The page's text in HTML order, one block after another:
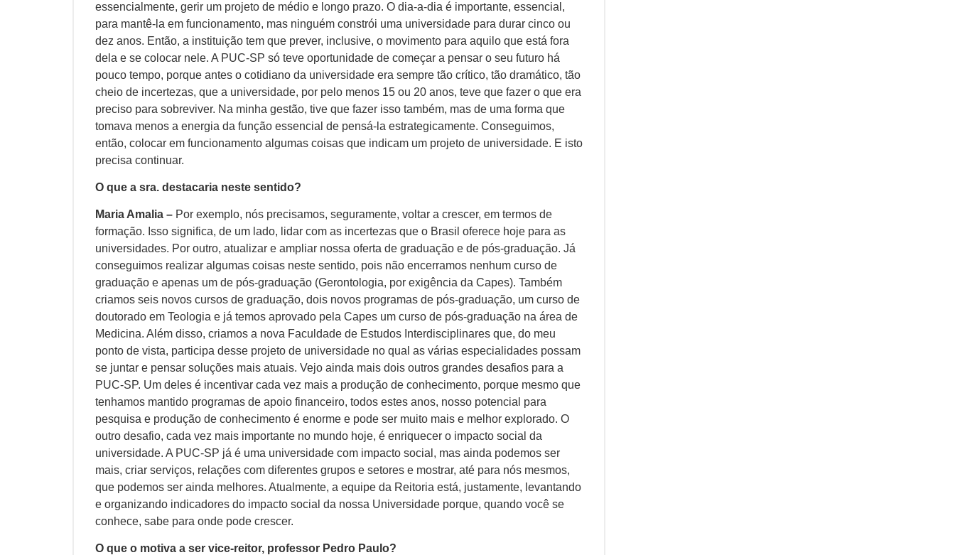
essencialmente, gerir um projeto de médio e longo prazo. O dia-a-dia é importante, essencial,
para mantê-la em funcionamento, mas ninguém constrói uma universidade para durar cinco ou
dez anos. Então, a instituição tem que prever, inclusive, o movimento para aquilo que está fora
dela e se colocar nele. A PUC-SP só teve oportunidade de começar a pensar o seu futuro há
pouco tempo, porque antes o cotidiano da universidade era sempre tão crítico, tão dramático, tão
cheio de incertezas, que a universidade, por pelo menos 15 ou 20 anos, teve que fazer o que era
preciso para sobreviver. Na minha gestão, tive que fazer isso também, mas de uma forma que
tomava menos a energia da função essencial de pensá-la estrategicamente. Conseguimos,
então, colocar em funcionamento algumas coisas que indicam um projeto de universidade. E isto
precisa continuar.
O que a sra. destacaria neste sentido?
Maria Amalia – Por exemplo, nós precisamos, seguramente, voltar a crescer, em termos de
formação. Isso significa, de um lado, lidar com as incertezas que o Brasil oferece hoje para as
universidades. Por outro, atualizar e ampliar nossa oferta de graduação e de pós-graduação. Já
conseguimos realizar algumas coisas neste sentido, pois não encerramos nenhum curso de
graduação e apenas um de pós-graduação (Gerontologia, por exigência da Capes). Também
criamos seis novos cursos de graduação, dois novos programas de pós-graduação, um curso de
doutorado em Teologia e já temos aprovado pela Capes um curso de pós-graduação na área de
Medicina. Além disso, criamos a nova Faculdade de Estudos Interdisciplinares que, do meu
ponto de vista, participa desse projeto de universidade no qual as várias especialidades possam
se juntar e pensar soluções mais atuais. Vejo ainda mais dois outros grandes desafios para a
PUC-SP. Um deles é incentivar cada vez mais a produção de conhecimento, porque mesmo que
tenhamos mantido programas de apoio financeiro, todos estes anos, nosso potencial para
pesquisa e produção de conhecimento é enorme e pode ser muito mais e melhor explorado. O
outro desafio, cada vez mais importante no mundo hoje, é enriquecer o impacto social da
universidade. A PUC-SP já é uma universidade com impacto social, mas ainda podemos ser
mais, criar serviços, relações com diferentes grupos e setores e mostrar, até para nós mesmos,
que podemos ser ainda melhores. Atualmente, a equipe da Reitoria está, justamente, levantando
e organizando indicadores do impacto social da nossa Universidade porque, quando você se
conhece, sabe para onde pode crescer.
O que o motiva a ser vice-reitor, professor Pedro Paulo?